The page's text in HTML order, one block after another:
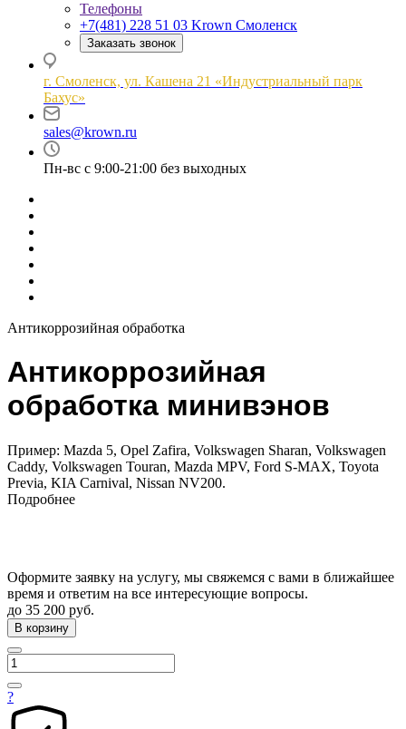
Телефоны
+7(481) 228 51 03 Krown Смоленск
Заказать звонок
г. Смоленск, ул. Кашена 21 «Индустриальный парк
Бахус»
sales@krown.ru
Пн-вс с 9:00-21:00 без выходных
Антикоррозийная обработка
Антикоррозийная
обработка минивэнов
Пример: Mazda 5, Opel Zafira, Volkswagen Sharan, Volkswagen
Caddy, Volkswagen Touran, Mazda MPV, Ford S-MAX, Toyota
Previa, KIA Carnival, Nissan NV200.
Подробнее
Оформите заявку на услугу, мы свяжемся с вами в ближайшее
время и ответим на все интересующие вопросы.
до 35 200 руб.
В корзину
?